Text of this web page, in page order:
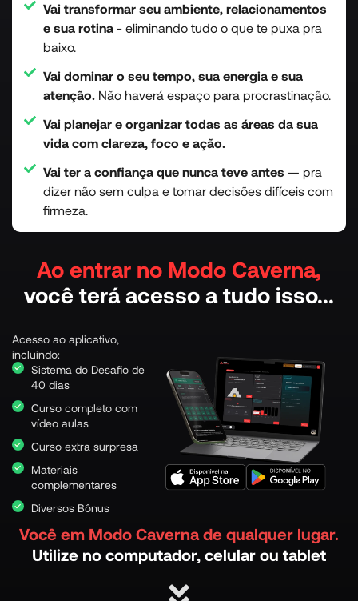
Vai transformar seu ambiente, relacionamentos
e sua rotina- eliminando tudo o que te puxa pra
baixo.
Vai dominar o seu tempo, sua energia e sua
atenção. Não haverá espaço para procrastinação.
Vai planejar e organizar todas as áreas da sua
vida com clareza, foco e ação.
Vai ter a confiança que nunca teve antes — pra
dizer não sem culpa e tomar decisões difíceis com
firmeza.
Ao entrar no Modo Caverna,
você terá acesso a tudo isso...
Acesso ao aplicativo,
incluindo:
Sistema do Desafio de
40 dias
Curso completo com
vídeo aulas
Curso extra surpresa
Materiais
complementares
Diversos Bônus
Você em Modo Caverna de qualquer lugar.
Utilize no computador, celular ou tablet